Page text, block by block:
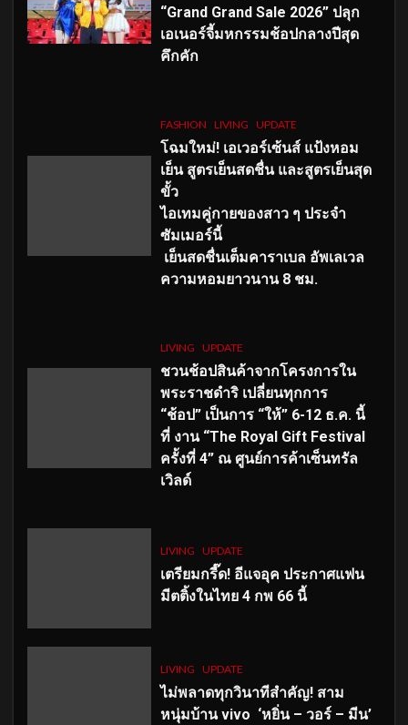
“Grand Grand Sale 2026” ปลุก
เอเนอร์จี้มหกรรมช้อปกลางปีสุด
คึกคัก
FASHION LIVING UPDATE
โฉมใหม่! เอเวอร์เซ้นส์ แป้งหอม
เย็น สูตรเย็นสดชื่น และสูตรเย็นสุด
ขั้ว
ไอเทมคู่กายของสาว ๆ ประจำ
ซัมเมอร์นี้
เย็นสดชื่นเต็มคาราเบล อัพเลเวล
ความหอมยาวนาน 8 ชม.
LIVING UPDATE
ชวนช้อปสินค้าจากโครงการใน
พระราชดำริ เปลี่ยนทุกการ
“ช้อป” เป็นการ “ให้” 6-12 ธ.ค. นี้
ที่ งาน “The Royal Gift Festival
ครั้งที่ 4” ณ ศูนย์การค้าเซ็นทรัล
เวิลด์
LIVING UPDATE
เตรียมกรี๊ด! อีแจอุค ประกาศแฟน
มีตติ้งในไทย 4 กพ 66 นี้
LIVING UPDATE
ไม่พลาดทุกวินาทีสำคัญ! สาม
หนุ่มบ้าน vivo ‘หยิ่น – วอร์ – มีน’